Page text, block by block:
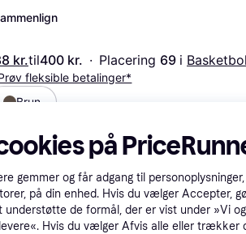
kr.til400 kr. · Placering 69 i
fleksible betalinger*
Brun
på
gemmer og får adgang til
på din enhed. Hvis du vælger Accepter,
understøtte de formål, der er vist under »Vi
Hvis du vælger Afvis alle eller trækker